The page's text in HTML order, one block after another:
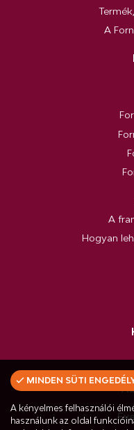
A
A
Hogyan
MINDEN SÜTI
A kényelmes felhasználói
használunk az oldal